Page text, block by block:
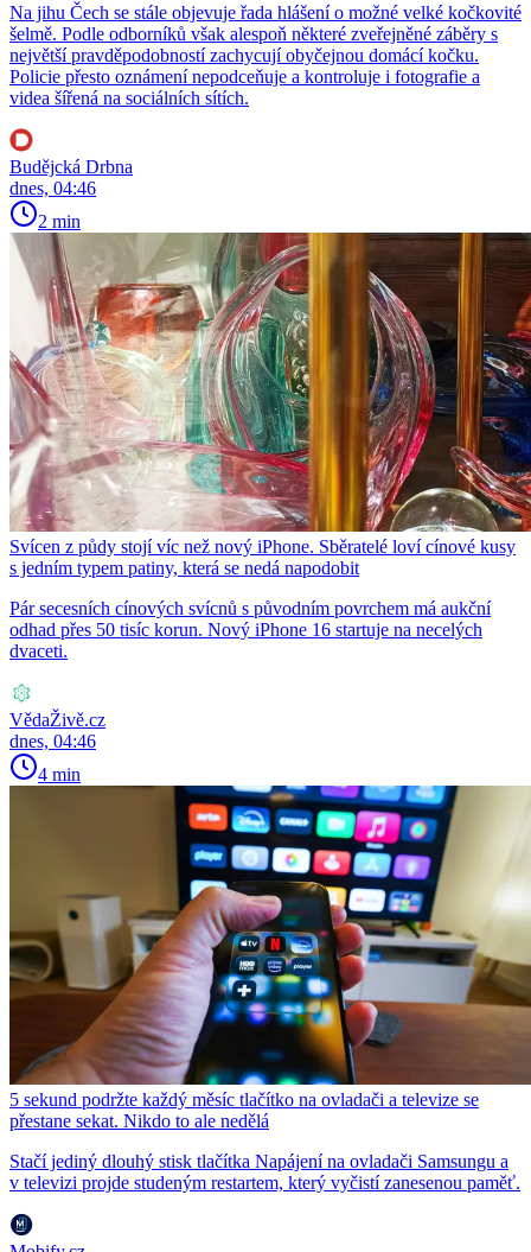
Na jihu Čech se stále objevuje řada hlášení o možné velké kočkovité
šelmě. Podle odborníků však alespoň některé zveřejněné záběry s
největší pravděpodobností zachycují obyčejnou domácí kočku.
Policie přesto oznámení nepodceňuje a kontroluje i fotografie a
videa šířená na sociálních sítích.
Budějcká Drbna
dnes, 04:46
2 min
Svícen z půdy stojí víc než nový iPhone. Sběratelé loví cínové kusy
s jedním typem patiny, která se nedá napodobit
Pár secesních cínových svícnů s původním povrchem má aukční
odhad přes 50 tisíc korun. Nový iPhone 16 startuje na necelých
dvaceti.
VědaŽivě.cz
dnes, 04:46
4 min
5 sekund podržte každý měsíc tlačítko na ovladači a televize se
přestane sekat. Nikdo to ale nedělá
Stačí jediný dlouhý stisk tlačítka Napájení na ovladači Samsungu a
v televizi projde studeným restartem, který vyčistí zanesenou paměť.